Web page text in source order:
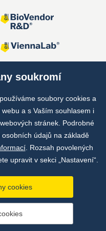
Group 2026
soukromí
používáme soubory cookies a
a s Vaším souhlasem i
stránek. Podrobné
údajů na základě
. Rozsah povolených
upravit v sekci „Nastavení“.
cookies